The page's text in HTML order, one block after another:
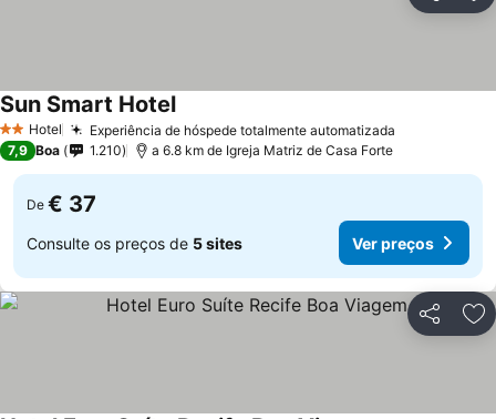
2 Estrelas
Hotel Experiência de hóspede totalmente automatizada
Sun Smart Hotel
7,9 Boa 1.210 a 6.8 km de Igreja Matriz de Casa Forte
De € 37
Consulte os preços de 5 sites Ver preços
Partilhar